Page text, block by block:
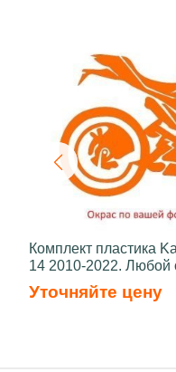
Комплект пластика
14 2010-2022. Любой
Уточняйте цену